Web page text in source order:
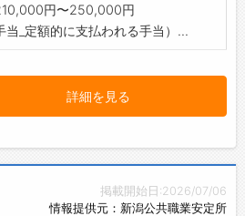
円〜250,000円
当_定額的に支払われる手当）...
詳細を見る
掲載開始日:2026/07/06
情報提供元：新潟公共職業安定所